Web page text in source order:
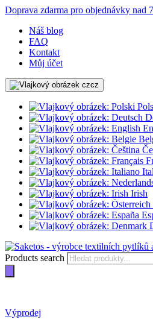
Doprava zdarma pro objednávky nad
Náš blog
FAQ
Kontakt
Můj účet
cz
Irish
Products search
Výprodej